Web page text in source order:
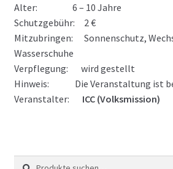
Alter: 6 – 10 Jahre
Schutzgebühr: 2 €
Mitzubringen: Sonnenschutz,
Wasserschuhe
Verpflegung: wird gestellt
Hinweis: Die Veranstaltung ist
Veranstalter: ICC (Volksmission)
Suche
Suche